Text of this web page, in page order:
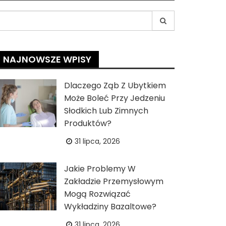
NAJNOWSZE WPISY
Dlaczego Ząb Z Ubytkiem
Może Boleć Przy Jedzeniu
Słodkich Lub Zimnych
Produktów?
31 lipca, 2026
Jakie Problemy W
Zakładzie Przemysłowym
Mogą Rozwiązać
Wykładziny Bazaltowe?